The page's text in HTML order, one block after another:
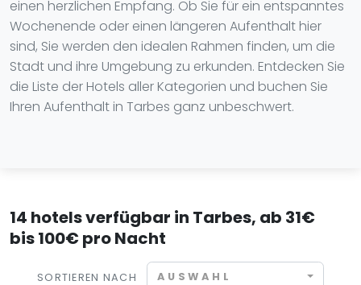
einen herzlichen Empfang. Ob Sie für ein entspanntes
Wochenende oder einen längeren Aufenthalt hier
sind, Sie werden den idealen Rahmen finden, um die
Stadt und ihre Umgebung zu erkunden. Entdecken Sie
die Liste der Hotels aller Kategorien und buchen Sie
Ihren Aufenthalt in Tarbes ganz unbeschwert.
14 hotels verfügbar in Tarbes, ab 31€
bis 100€ pro Nacht
SORTIEREN NACH AUSWAHL